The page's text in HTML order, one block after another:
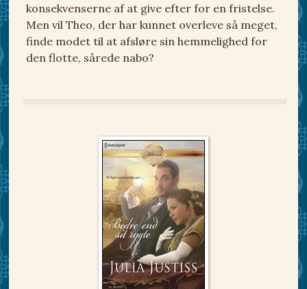
konsekvenserne af at give efter for en fristelse.
Men vil Theo, der har kunnet overleve så meget,
finde modet til at afsløre sin hemmelighed for
den flotte, sårede nabo?